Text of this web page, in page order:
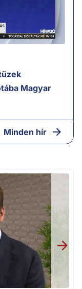
Magyar
Minden hír